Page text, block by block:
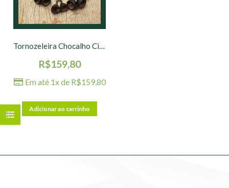
Tornozeleira Chocalho Cinta Larga – 23 x 5 cm
R$159,80
Em até 1x de R$159,80
Adicionar ao carrinho